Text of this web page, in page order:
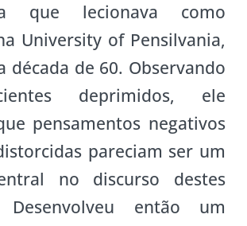
que lecionava como
University of Pensilvania,
década de 60. Observando
deprimidos, ele
pensamentos negativos
pareciam ser um
no discurso destes
Desenvolveu então um